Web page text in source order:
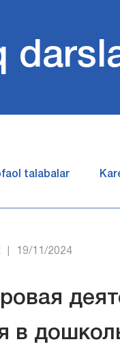
talabalar
19/11/2024
в